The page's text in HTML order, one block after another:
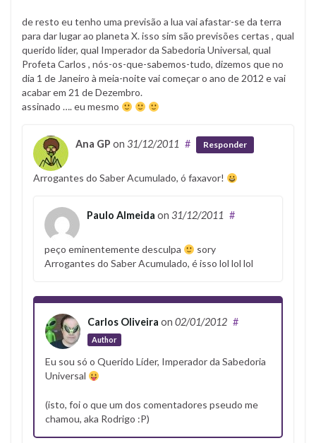
de resto eu tenho uma previsão a lua vai afastar-se da terra
para dar lugar ao planeta X. isso sim são previsões certas , qual
querido lider, qual Imperador da Sabedoria Universal, qual
Profeta Carlos , nós-os-que-sabemos-tudo, dizemos que no
dia 1 de Janeiro à meia-noite vai começar o ano de 2012 e vai
acabar em 21 de Dezembro.
assinado …. eu mesmo
Ana GP on 31/12/2011 # Responder
Arrogantes do Saber Acumulado, ó faxavor!
Paulo Almeida on 31/12/2011 #
peço eminentemente desculpa
sory
Arrogantes do Saber Acumulado, é isso lol lol lol
Carlos Oliveira on 02/01/2012
Author
#
Eu sou só o Querido Líder, Imperador da Sabedoria
Universal
(isto, foi o que um dos comentadores pseudo me
chamou, aka Rodrigo :P)